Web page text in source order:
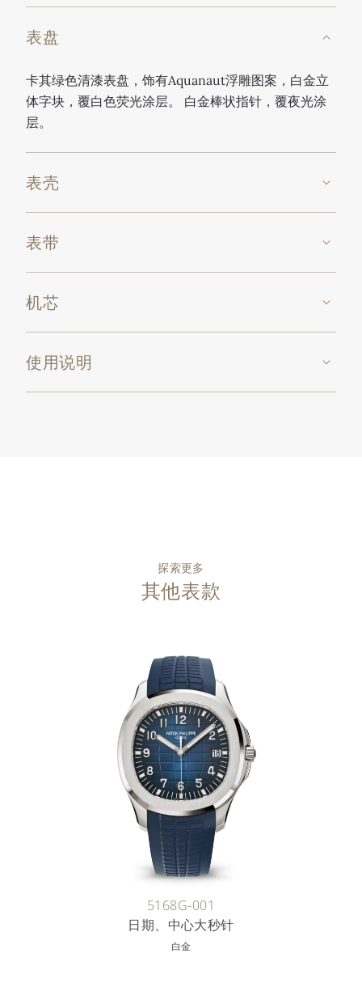
表盘
卡其绿色清漆表盘，饰有Aquanaut浮雕图案，白金立
体字块，覆白色荧光涂层。 白金棒状指针，覆夜光涂
层。
表壳
表带
机芯
使用说明
探索更多
其他表款
5168G-001
日期、中心大秒针
白金